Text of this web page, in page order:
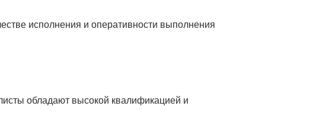
исполнения и оперативности выполнения
обладают высокой квалификацией и